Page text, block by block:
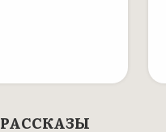
РАССКАЗЫ